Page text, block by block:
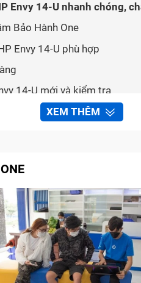
Envy 14-U nhanh chóng,
Bảo Hành One
Envy 14-U phù hợp
14-U mới và kiểm tra
pin laptop và thanh toán
HP Envy 14-U bị
đời sử dụng, các linh
vấn đề cũng là điều bình
quá trình sử dụng.
XEM THÊM